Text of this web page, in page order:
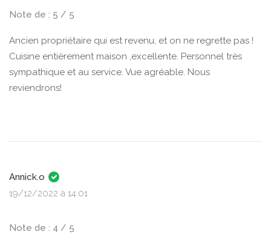
Note de : 5 / 5
Ancien propriétaire qui est revenu, et on ne regrette pas !
Cuisine entièrement maison ,excellente. Personnel très
sympathique et au service. Vue agréable. Nous
reviendrons!
Annick.o
19/12/2022 à 14:01
Note de : 4 / 5